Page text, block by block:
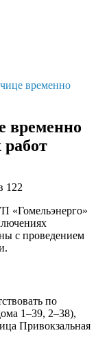
временно
временно
122
«Гомельэнерго»
с проведением
по
1–39, 2–38),
Привокзальная